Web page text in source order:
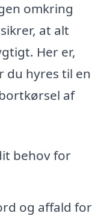
omkring
at alt
Her er,
du hyres til en
af
behov for
og affald for